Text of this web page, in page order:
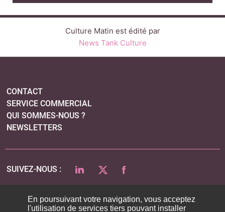
Culture Matin est édité par
News Tank Culture
CONTACT
SERVICE COMMERCIAL
QUI SOMMES-NOUS ?
NEWSLETTERS
SUIVEZ-NOUS : LINKEDINTWITTERFACEBOOK
En poursuivant votre navigation, vous acceptez
l'utilisation de services tiers pouvant installer